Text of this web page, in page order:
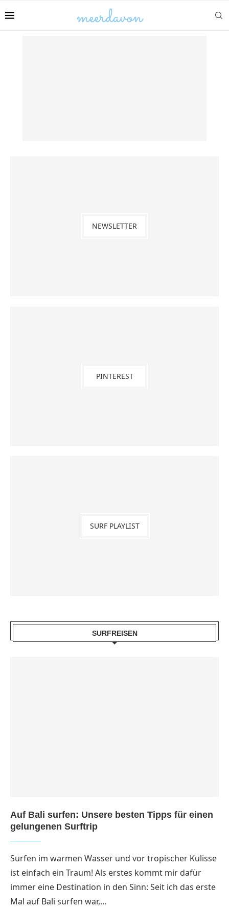
NEWSLETTER
PINTEREST
SURF PLAYLIST
SURFREISEN
Auf Bali surfen: Unsere besten Tipps für einen
gelungenen Surftrip
Surfen im warmen Wasser und vor tropischer Kulisse
ist einfach ein Traum! Als erstes kommt mir dafür
immer eine Destination in den Sinn: Seit ich das erste
Mal auf Bali surfen war,…